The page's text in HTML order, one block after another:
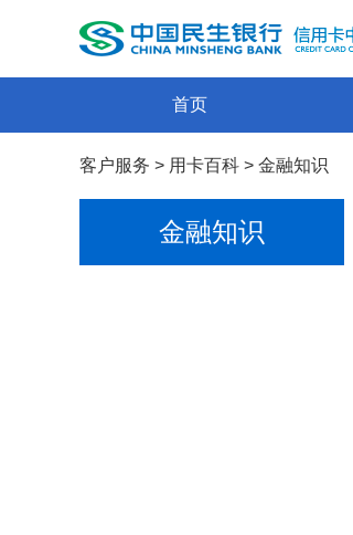
首页
客户服务 > 用卡百科 > 金融知识
金融知识